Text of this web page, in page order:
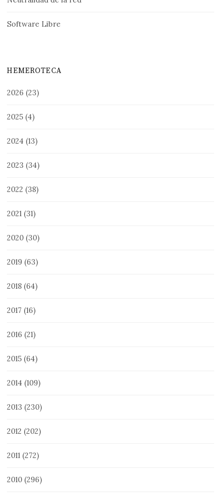
Software Libre
HEMEROTECA
2026 (23)
2025 (4)
2024 (13)
2023 (34)
2022 (38)
2021 (31)
2020 (30)
2019 (63)
2018 (64)
2017 (16)
2016 (21)
2015 (64)
2014 (109)
2013 (230)
2012 (202)
2011 (272)
2010 (296)